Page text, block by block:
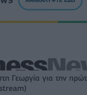
Γεωργία για την